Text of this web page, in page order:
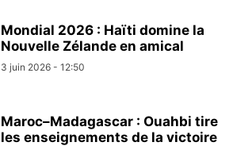
Mondial 2026 : Haïti domine la
Nouvelle Zélande en amical
3 juin 2026 - 12:50
Maroc–Madagascar : Ouahbi tire
les enseignements de la victoire